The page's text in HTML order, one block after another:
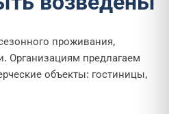
проживания,
Организациям предлагаем
объекты: гостиницы,